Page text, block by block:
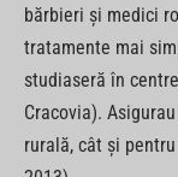
bărbieri și medici
tratamente mai
studiaseră în
Cracovia).
rurală, cât și